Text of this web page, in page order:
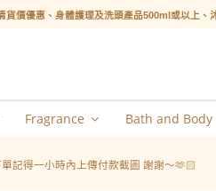
價優惠、身體護理及洗頭產品500ml或以上、
Fragrance Bath and Body
記得一小時內上傳付款截圖 謝謝～🫶🏻